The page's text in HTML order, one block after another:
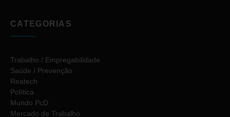
CATEGORIAS
Trabalho / Empregabilidade
Saúde / Prevenção
Reatech
Política
Mundo PcD
Mercado de Trabalho